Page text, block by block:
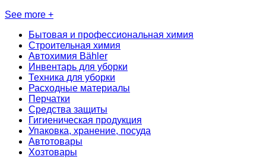
See more +
Бытовая и профессиональная химия
Строительная химия
Автохимия Bähler
Инвентарь для уборки
Техника для уборки
Расходные материалы
Перчатки
Средства защиты
Гигиеническая продукция
Упаковка, хранение, посуда
Автотовары
Хозтовары